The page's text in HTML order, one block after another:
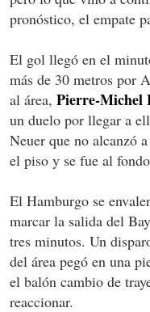
pronóstico, el empate
El gol llegó en el
más de 30 metros por
al área, Pierre-Michel
un duelo por llegar a
Neuer que no alcanzó
el piso y se fue al
El Hamburgo se
marcar la salida del
tres minutos. Un
del área pegó en una
el balón cambio de
reaccionar.